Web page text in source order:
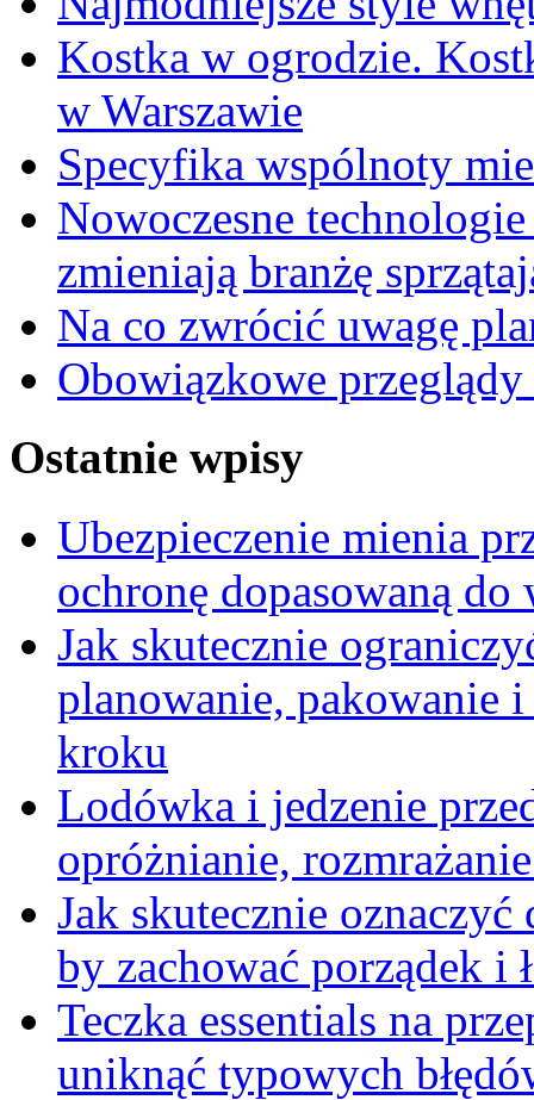
Kostka w ogrodzie.
w Warszawie
Specyfika wspólnoty
Nowoczesne
zmieniają branżę
Na co zwrócić uwagę
Obowiązkowe
Ostatnie wpisy
Ubezpieczenie mienia
ochronę dopasowaną
Jak skutecznie
planowanie, pakowanie
kroku
Lodówka i jedzenie
opróżnianie,
Jak skutecznie
by zachować porządek i
Teczka essentials na
uniknąć typowych